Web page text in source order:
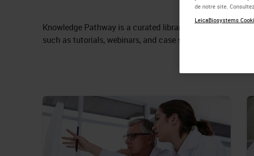
Knowledge Pathway is a curated library of educational
such as tutorials, webinars, and case studies.
de notre site.
LeicaBiosystems